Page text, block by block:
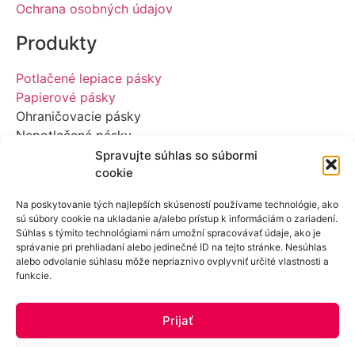
Spravujte súhlas so súbormi
cookie
Na poskytovanie tých najlepších skúseností používame technológie, ako
sú súbory cookie na ukladanie a/alebo prístup k informáciám o zariadení.
Súhlas s týmito technológiami nám umožní spracovávať údaje, ako je
správanie pri prehliadaní alebo jedinečné ID na tejto stránke. Nesúhlas
alebo odvolanie súhlasu môže nepriaznivo ovplyvniť určité vlastnosti a
funkcie.
Prijať
Ochrana osobných údajov
Produkty
Potlačené lepiace pásky
Papierové pásky
Ohraničovacie pásky
Nepotlačené pásky
Vytyčovacie pásky
Bezpečnostné pásky
získajte stále najnovšie informácie
Buďte medzi prvými, kto sa dozvie o našich nových
prírastkoch a exkluzívnych ponukách.
Pridať sa